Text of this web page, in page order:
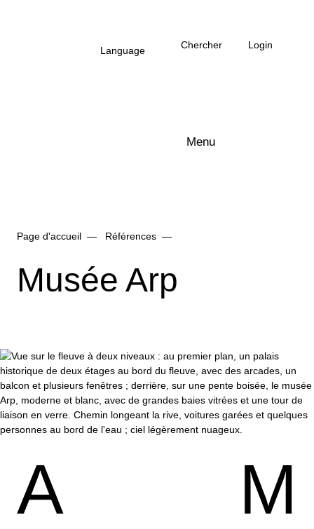
Language Chercher Login
Menu
Page d'accueil Références
Musée Arp
A
M